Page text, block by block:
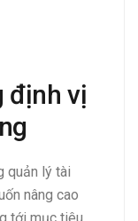
định vị
quản lý tài
nâng cao
tới mục tiêu